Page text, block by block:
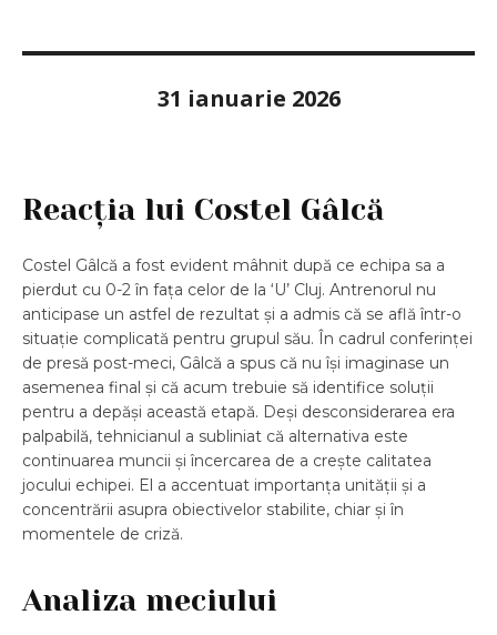
31 ianuarie 2026
Reacția lui Costel Gâlcă
Costel Gâlcă a fost evident mâhnit după ce echipa sa a
pierdut cu 0-2 în fața celor de la ‘U’ Cluj. Antrenorul nu
anticipase un astfel de rezultat și a admis că se află într-o
situație complicată pentru grupul său. În cadrul conferinței
de presă post-meci, Gâlcă a spus că nu își imaginase un
asemenea final și că acum trebuie să identifice soluții
pentru a depăși această etapă. Deși desconsiderarea era
palpabilă, tehnicianul a subliniat că alternativa este
continuarea muncii și încercarea de a crește calitatea
jocului echipei. El a accentuat importanța unității și a
concentrării asupra obiectivelor stabilite, chiar și în
momentele de criză.
Analiza meciului